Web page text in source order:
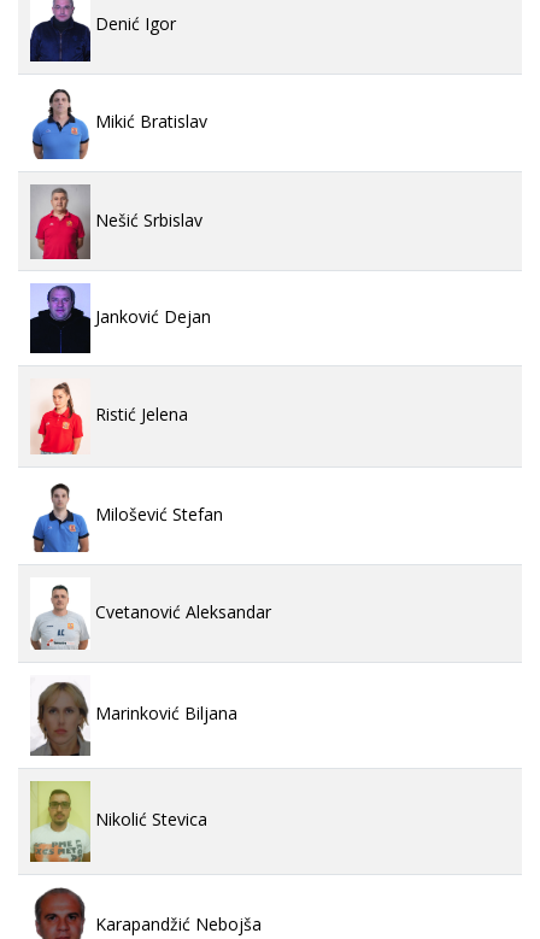
Denić Igor
Mikić Bratislav
Nešić Srbislav
Janković Dejan
Ristić Jelena
Milošević Stefan
Cvetanović Aleksandar
Marinković Biljana
Nikolić Stevica
Karapandžić Nebojša